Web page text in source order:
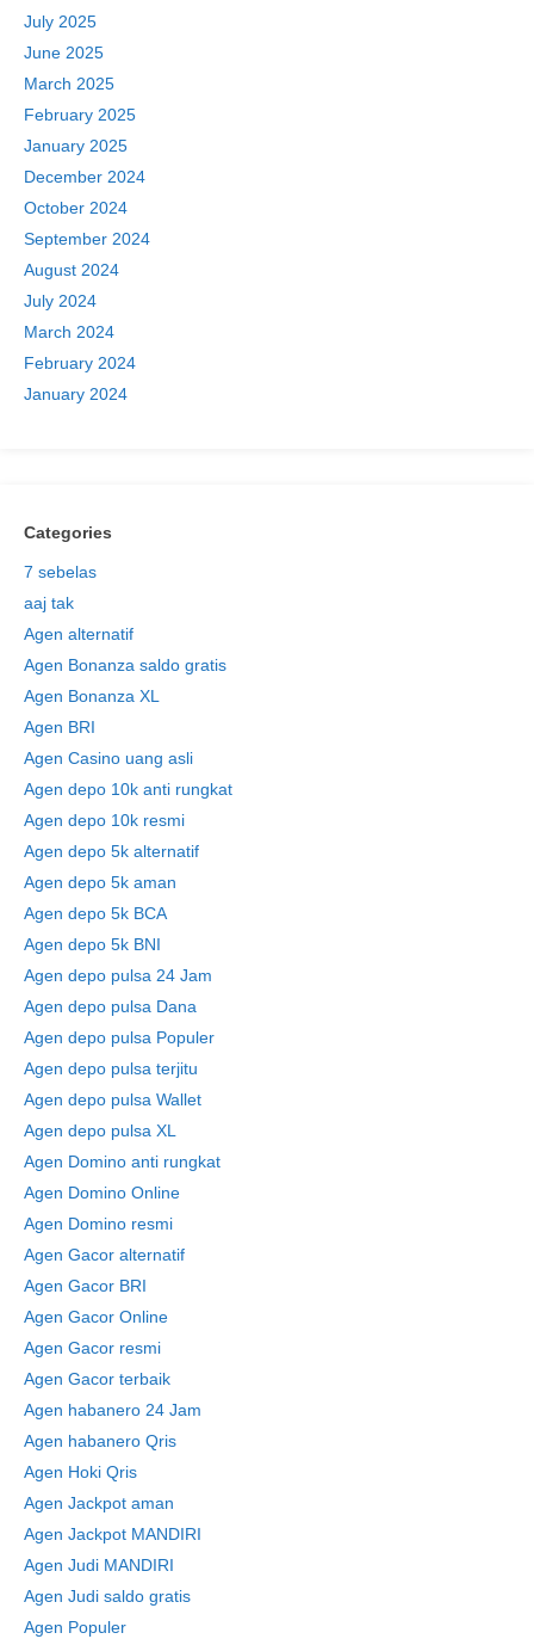
July 2025
June 2025
March 2025
February 2025
January 2025
December 2024
October 2024
September 2024
August 2024
July 2024
March 2024
February 2024
January 2024
Categories
7 sebelas
aaj tak
Agen alternatif
Agen Bonanza saldo gratis
Agen Bonanza XL
Agen BRI
Agen Casino uang asli
Agen depo 10k anti rungkat
Agen depo 10k resmi
Agen depo 5k alternatif
Agen depo 5k aman
Agen depo 5k BCA
Agen depo 5k BNI
Agen depo pulsa 24 Jam
Agen depo pulsa Dana
Agen depo pulsa Populer
Agen depo pulsa terjitu
Agen depo pulsa Wallet
Agen depo pulsa XL
Agen Domino anti rungkat
Agen Domino Online
Agen Domino resmi
Agen Gacor alternatif
Agen Gacor BRI
Agen Gacor Online
Agen Gacor resmi
Agen Gacor terbaik
Agen habanero 24 Jam
Agen habanero Qris
Agen Hoki Qris
Agen Jackpot aman
Agen Jackpot MANDIRI
Agen Judi MANDIRI
Agen Judi saldo gratis
Agen Populer